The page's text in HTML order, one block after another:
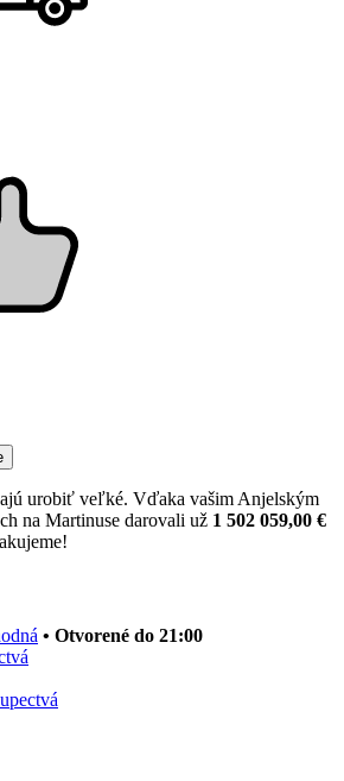
urobiť veľké. Vďaka vašim Anjelským
na Martinuse darovali už 1 502 059,00 €
• Otvorené do 21:00